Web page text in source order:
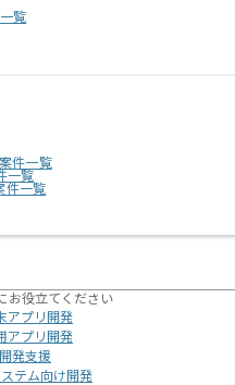
覧
件一覧
一覧
件一覧
お役立てください
アプリ開発
アプリ開発
発支援
テム向け開発